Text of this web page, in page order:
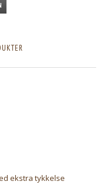
ekstra tykkelse